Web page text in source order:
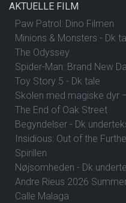
AKTUELLE FILM
Paw Patrol: Dino Filmen
Minions & Monsters - Dk
The Odyssey
Spider-Man: Brand New
Toy Story 5 - Dk tale
Skolen med magiske dyr
The End of Oak Street
Begyndelser - Dk
Insidious: Out of the
Spirillen
Nøjsomheden - Dk
Andre Rieus 2026
Calle Malaga